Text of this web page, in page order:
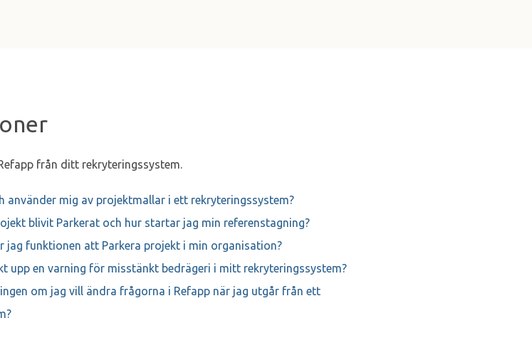
från ditt rekryteringssystem.
använder mig av projektmallar i ett rekryteringssystem?
blivit Parkerat och hur startar jag min referenstagning?
jag funktionen att Parkera projekt i min organisation?
upp en varning för misstänkt bedrägeri i mitt rekryteringssystem?
om jag vill ändra frågorna i Refapp när jag utgår från ett